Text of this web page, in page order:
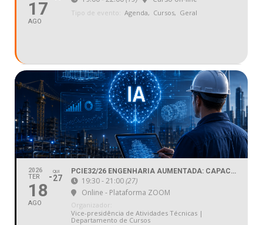
17
AGO
Tipo de evento: Agenda, Cursos, Geral
2026
TER
18
AGO
QUI
27
PCIE32/26 ENGENHARIA AUMENTADA: CAPACITAÇÃO EM INTELIGÊNCIA ARTIFICIAL GENERATIVA PARA PROFISSIONAIS DE ENGENHARIA
19:30 - 21:00(27)
Online - Plataforma ZOOM
Organizador:
Vice-presidência de Atividades Técnicas |
Departamento de Cursos